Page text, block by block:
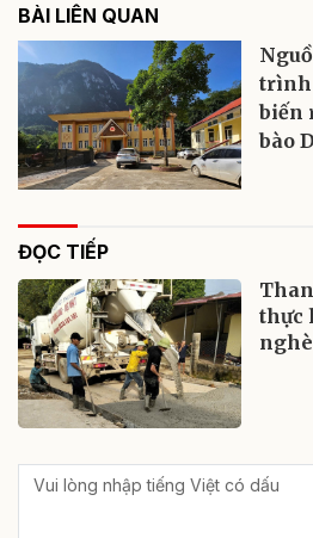
BÀI LIÊN QUAN
trình
biến
bào
ĐỌC TIẾP
thực